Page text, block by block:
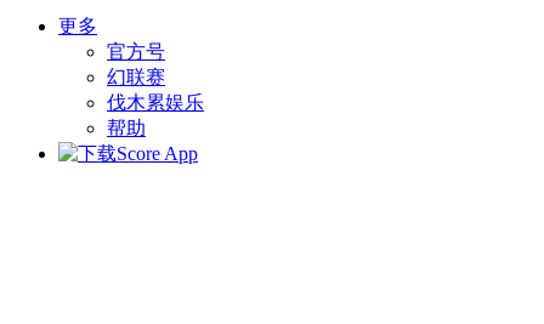
更多
官方号
幻联赛
伐木累娱乐
帮助